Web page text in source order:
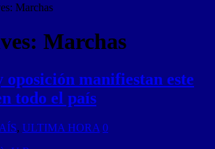
Marchas
Marchas
manifiestan este
todo el país
, ULTIMA HORA 0